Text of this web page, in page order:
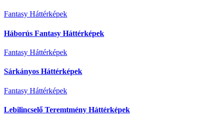
Fantasy Háttérképek
Háborús Fantasy Háttérképek
Fantasy Háttérképek
Sárkányos Háttérképek
Fantasy Háttérképek
Lebilincselő Teremtmény Háttérképek